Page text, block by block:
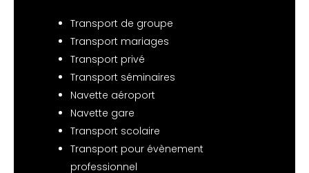
Transport de groupe
Transport mariages
Transport privé
Transport séminaires
Navette aéroport
Navette gare
Transport scolaire
Transport pour évènement
professionnel